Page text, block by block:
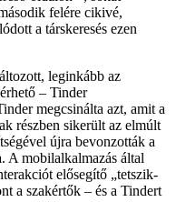
felére cikivé,
a társkeresés ezen
leginkább az
– Tinder
megcsinálta azt, amit a
részben sikerült az elmúlt
újra bevonzották a
A mobilalkalmazás által
elősegítő „tetszik-
a szakértők – és a Tindert